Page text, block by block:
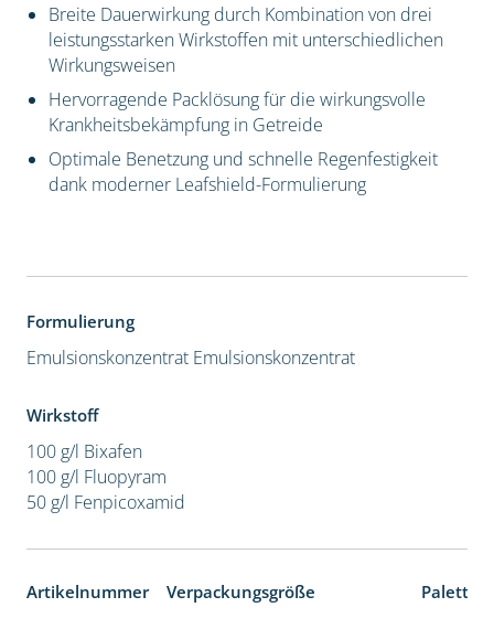
Breite Dauerwirkung durch Kombination von drei
leistungsstarken Wirkstoffen mit unterschiedlichen
Wirkungsweisen
Hervorragende Packlösung für die wirkungsvolle
Krankheitsbekämpfung in Getreide
Optimale Benetzung und schnelle Regenfestigkeit
dank moderner Leafshield-Formulierung
Formulierung
Emulsionskonzentrat Emulsionskonzentrat
Wirkstoff
100 g/l Bixafen
100 g/l Fluopyram
50 g/l Fenpicoxamid
Artikelnummer Verpackungsgröße